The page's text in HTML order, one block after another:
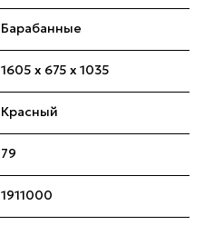
Барабанные
1605 x 675 x 1035
Красный
79
1911000